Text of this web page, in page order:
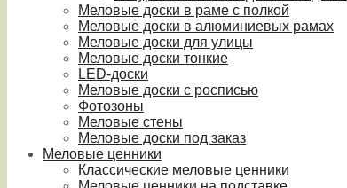
Меловые доски в раме с полкой
Меловые доски в алюминиевых рамах
Меловые доски для улицы
Меловые доски тонкие
LED-доски
Меловые доски с росписью
Фотозоны
Меловые стены
Меловые доски под заказ
Меловые ценники
Классические меловые ценники